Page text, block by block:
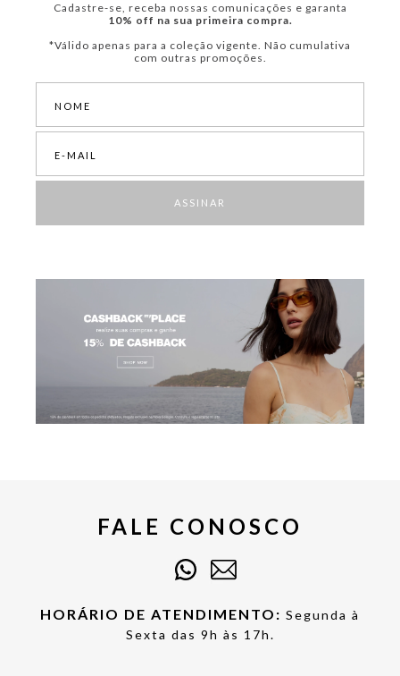
Cadastre-se, receba nossas comunicações e garanta
10% off na sua primeira compra.
*Válido apenas para a coleção vigente. Não cumulativa
com outras promoções.
ASSINAR
FALE CONOSCO
HORÁRIO DE ATENDIMENTO: Segunda à
Sexta das 9h às 17h.